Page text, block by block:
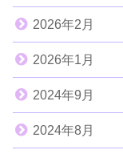
2026年2月
2026年1月
2024年9月
2024年8月